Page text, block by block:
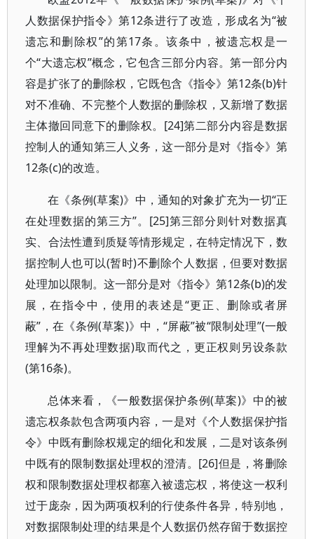
人数据保护指令》第12条进行了改造，形成名为“被
遗忘和删除权”的第17条。该条中，被遗忘权是一
个“大遗忘权”概念，它包含三部分内容。第一部分内
容是扩张了的删除权，它既包含《指令》第12条(b)针
对不准确、不完整个人数据的删除权，又新增了数据
主体撤回同意下的删除权。[24]第二部分内容是数据
控制人的通知第三人义务，这一部分是对《指令》第
12条(c)的改造。
在《条例(草案)》中，通知的对象扩充为一切“正
在处理数据的第三方”。[25]第三部分则针对数据真
实、合法性遭到质疑等情形规定，在特定情况下，数
据控制人也可以(暂时)不删除个人数据，但要对数据
处理加以限制。这一部分是对《指令》第12条(b)的发
展，在指令中，使用的表述是“更正、删除或者屏
蔽”，在《条例(草案)》中，“屏蔽”被“限制处理”(一般
理解为不再处理数据)取而代之，更正权则另设条款
(第16条)。
总体来看，《一般数据保护条例(草案)》中的被
遗忘权条款包含两项内容，一是对《个人数据保护指
令》中既有删除权规定的细化和发展，二是对该条例
中既有的限制数据处理权的澄清。[26]但是，将删除
权和限制数据处理权都塞入被遗忘权，将使这一权利
过于庞杂，因为两项权利的行使条件各异，特别地，
对数据限制处理的结果是个人数据仍然存留于数据控